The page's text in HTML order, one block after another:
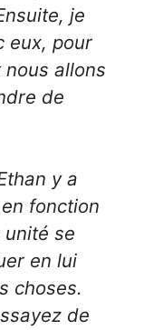
je
eux, pour
allons
de
y a
fonction
se
en lui
choses.
de